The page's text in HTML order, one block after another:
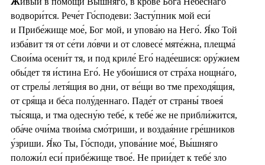
водвори́тся. Рече́т Го́сподеви: Засту́пник мой еси́
и Прибе́жище мое́, Бог мой, и упова́ю на Него́. Я́ко Той
изба́вит тя от се́ти ло́вчи и от словесе́ мяте́жна, плещма́
Свои́ма осени́т тя, и под криле́ Его́ наде́ешися: ору́жием
обы́дет тя и́стина Его́. Не убои́шися от стра́ха нощна́го,
от стрелы́ летя́щия во дни, от ве́щи во тме преходя́щия,
от сря́ща и бе́са полу́деннаго. Паде́т от страны́ твоея́
ты́сяща, и тма одесну́ю тебе́, к тебе́ же не прибли́жится,
оба́че очи́ма твои́ма смо́триши, и воздая́ние гре́шников
у́зриши. Я́ко Ты, Го́споди, упова́ние мое́, Вы́шняго
положи́л еси́ прибе́жище твое́. Не прии́дет к тебе́ зло